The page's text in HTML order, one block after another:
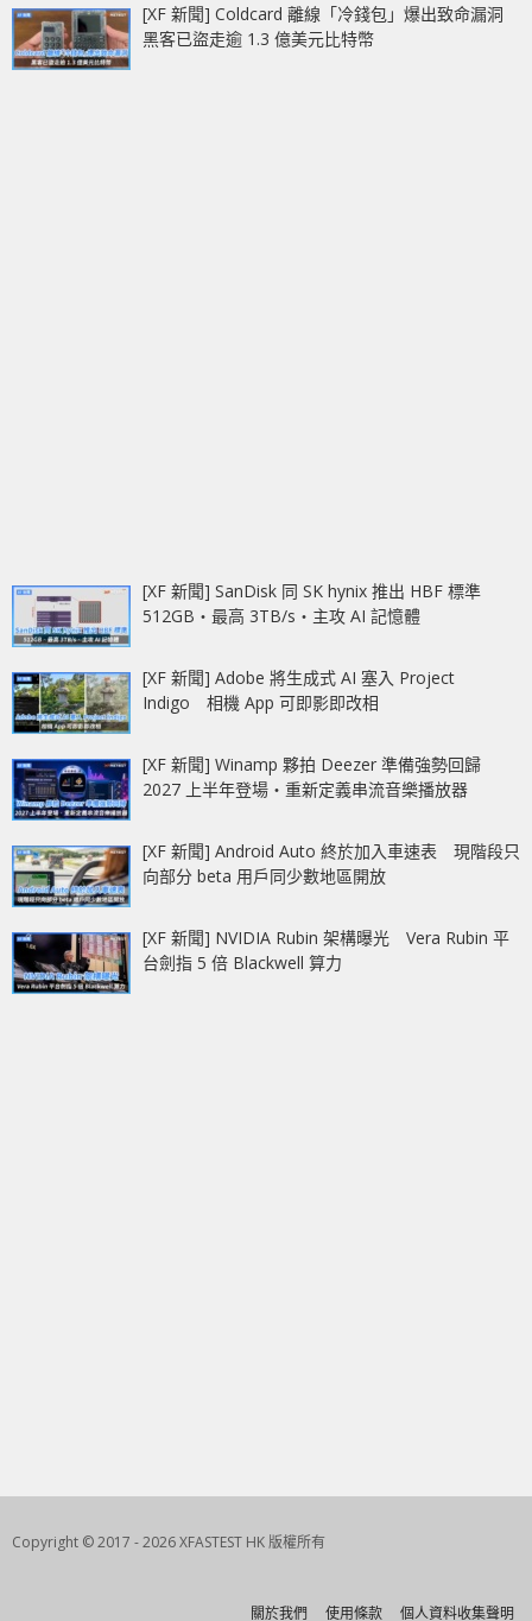
[XF 新聞] Coldcard 離線「冷錢包」爆出致命漏洞
黑客已盜走逾 1.3 億美元比特幣
[XF 新聞] SanDisk 同 SK hynix 推出 HBF 標準
512GB‧最高 3TB/s‧主攻 AI 記憶體
[XF 新聞] Adobe 將生成式 AI 塞入 Project
Indigo 相機 App 可即影即改相
[XF 新聞] Winamp 夥拍 Deezer 準備強勢回歸
2027 上半年登場‧重新定義串流音樂播放器
[XF 新聞] Android Auto 終於加入車速表 現階段只
向部分 beta 用戶同少數地區開放
[XF 新聞] NVIDIA Rubin 架構曝光 Vera Rubin 平
台劍指 5 倍 Blackwell 算力
Copyright © 2017 - 2026 XFASTEST HK 版權所有
關於我們 使用條款 個人資料收集聲明